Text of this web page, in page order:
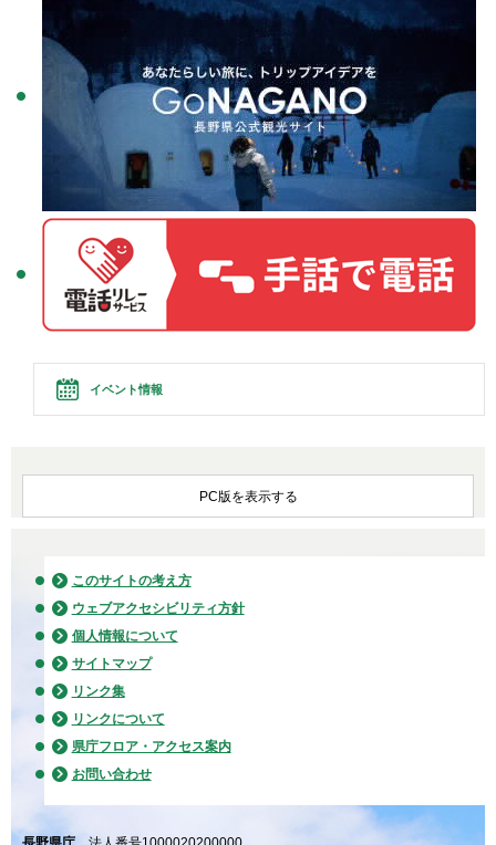
イベント情報
PC版を表示する
このサイトの考え方
ウェブアクセシビリティ方針
個人情報について
サイトマップ
リンク集
リンクについて
県庁フロア・アクセス案内
お問い合わせ